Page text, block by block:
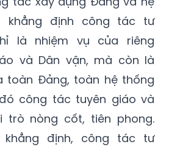
khẳng định công tác tư
là nhiệm vụ của riêng
và Dân vận, mà còn là
toàn Đảng, toàn hệ thống
công tác tuyên giáo và
trò nòng cốt, tiên phong.
định, công tác tư